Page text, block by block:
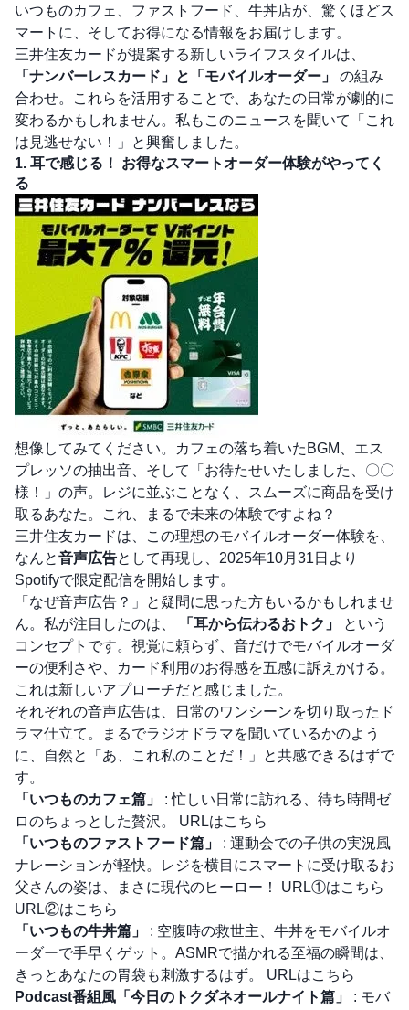
いつものカフェ、ファストフード、牛丼店が、驚くほどス
マートに、そしてお得になる情報をお届けします。
三井住友カードが提案する新しいライフスタイルは、
「ナンバーレスカード」と「モバイルオーダー」
の組み
合わせ。これらを活用することで、あなたの日常が劇的に
変わるかもしれません。私もこのニュースを聞いて「これ
は見逃せない！」と興奮しました。
1. 耳で感じる！ お得なスマートオーダー体験がやってく
る
想像してみてください。カフェの落ち着いたBGM、エス
プレッソの抽出音、そして「お待たせいたしました、〇〇
様！」の声。レジに並ぶことなく、スムーズに商品を受け
取るあなた。これ、まるで未来の体験ですよね？
三井住友カードは、この理想のモバイルオーダー体験を、
なんと音声広告として再現し、2025年10月31日より
Spotifyで限定配信を開始します。
「なぜ音声広告？」と疑問に思った方もいるかもしれませ
ん。私が注目したのは、
「耳から伝わるおトク」
という
コンセプトです。視覚に頼らず、音だけでモバイルオーダ
ーの便利さや、カード利用のお得感を五感に訴えかける。
これは新しいアプローチだと感じました。
それぞれの音声広告は、日常のワンシーンを切り取ったド
ラマ仕立て。まるでラジオドラマを聞いているかのよう
に、自然と「あ、これ私のことだ！」と共感できるはずで
す。
「いつものカフェ篇」
: 忙しい日常に訪れる、待ち時間ゼ
ロのちょっとした贅沢。 URLはこちら
「いつものファストフード篇」
: 運動会での子供の実況風
ナレーションが軽快。レジを横目にスマートに受け取るお
父さんの姿は、まさに現代のヒーロー！ URL①はこちら
URL②はこちら
「いつもの牛丼篇」
: 空腹時の救世主、牛丼をモバイルオ
ーダーで手早くゲット。ASMRで描かれる至福の瞬間は、
きっとあなたの胃袋も刺激するはず。 URLはこちら
Podcast番組風「今日のトクダネオールナイト篇」
: モバ